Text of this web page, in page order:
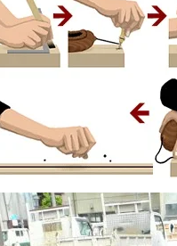
近代ホームの
家づくりの流
アフターフォ
ベストバリュ
住宅ローン支
インテリアコ
ZEHについて